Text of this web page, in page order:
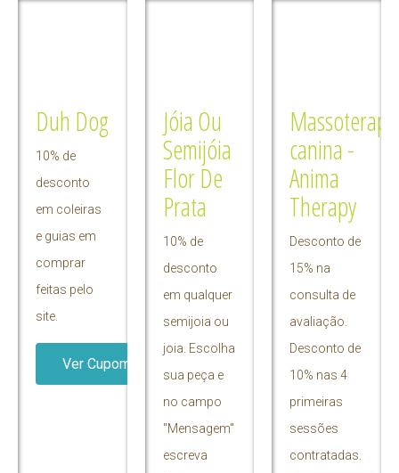
Duh Dog
10% de
desconto
em coleiras
e guias em
comprar
feitas pelo
site.
Ver Cupom
Jóia Ou
Semijóia
Flor De
Prata
10% de
desconto
em qualquer
semijoia ou
joia. Escolha
sua peça e
no campo
"Mensagem"
escreva
canina -
Anima
Therapy
Desconto de
15% na
consulta de
avaliação.
Desconto de
10% nas 4
primeiras
sessões
contratadas.